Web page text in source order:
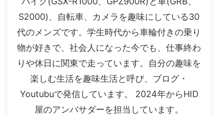
S2000)、自転車、カメラを趣味にしている30
代のメンズです。学生時代から車輪付きの乗り
物が好きで、社会人になった今でも、仕事終わ
りや休日に関東で走っています。自分の趣味を
楽しむ生活を趣味生活と呼び、ブログ・
Youtubuで発信しています。 2024年からHID
屋のアンバサダーを担当しています。